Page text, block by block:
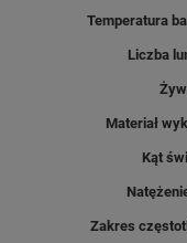
Temperatura
Liczba
Materiał
Kąt
Zakres